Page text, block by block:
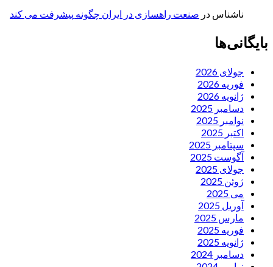
ناشناس در صنعت راهسازی در ایران چگونه پیشرفت می کند
بایگانی‌ها
جولای 2026
فوریه 2026
ژانویه 2026
دسامبر 2025
نوامبر 2025
اکتبر 2025
سپتامبر 2025
آگوست 2025
جولای 2025
ژوئن 2025
می 2025
آوریل 2025
مارس 2025
فوریه 2025
ژانویه 2025
دسامبر 2024